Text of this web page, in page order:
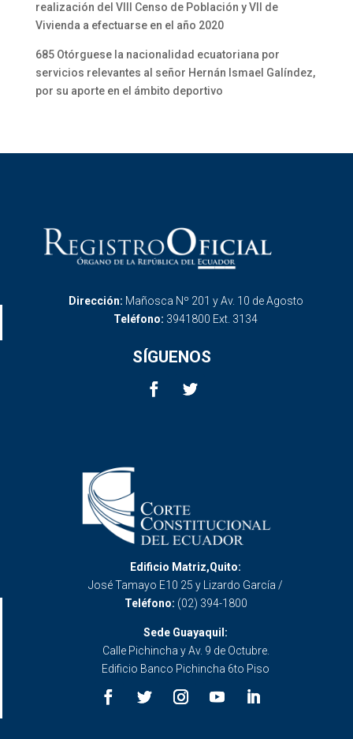
realización del VIII Censo de Población y VII de
Vivienda a efectuarse en el año 2020
685 Otórguese la nacionalidad ecuatoriana por
servicios relevantes al señor Hernán Ismael Galíndez,
por su aporte en el ámbito deportivo
Dirección: Mañosca Nº 201 y Av. 10 de Agosto
Teléfono: 3941800 Ext. 3134
SÍGUENOS
Edificio Matriz,Quito:
José Tamayo E10 25 y Lizardo García /
Teléfono: (02) 394-1800
Sede Guayaquil:
Calle Pichincha y Av. 9 de Octubre.
Edificio Banco Pichincha 6to Piso